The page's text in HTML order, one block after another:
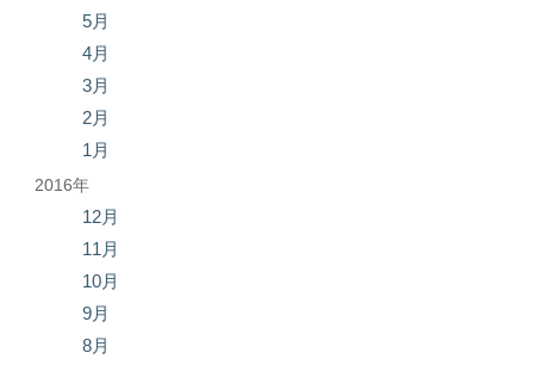
5月
4月
3月
2月
1月
2016年
12月
11月
10月
9月
8月